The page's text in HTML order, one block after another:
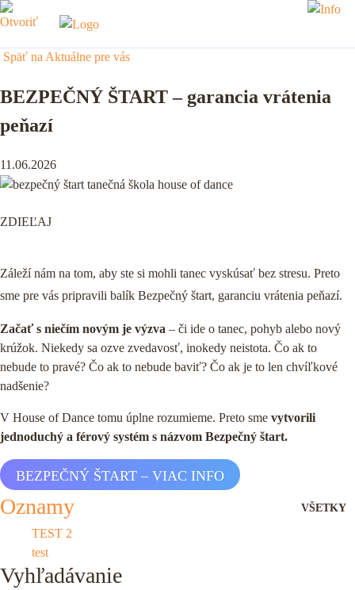
Späť na Aktuálne pre vás
BEZPEČNÝ ŠTART – garancia vrátenia
peňazí
11.06.2026
ZDIEĽAJ
Záleží nám na tom, aby ste si mohli tanec vyskúsať bez stresu. Preto
sme pre vás pripravili balík Bezpečný štart, garanciu vrátenia peňazí.
Začať s niečím novým je výzva – či ide o tanec, pohyb alebo nový
krúžok. Niekedy sa ozve zvedavosť, inokedy neistota. Čo ak to
nebude to pravé? Čo ak to nebude baviť? Čo ak je to len chvíľkové
nadšenie?
V House of Dance tomu úplne rozumieme. Preto sme vytvorili
jednoduchý a férový systém s názvom Bezpečný štart.
BEZPEČNÝ ŠTART – VIAC INFO
Oznamy VŠETKY
TEST 2
test
Vyhľadávanie